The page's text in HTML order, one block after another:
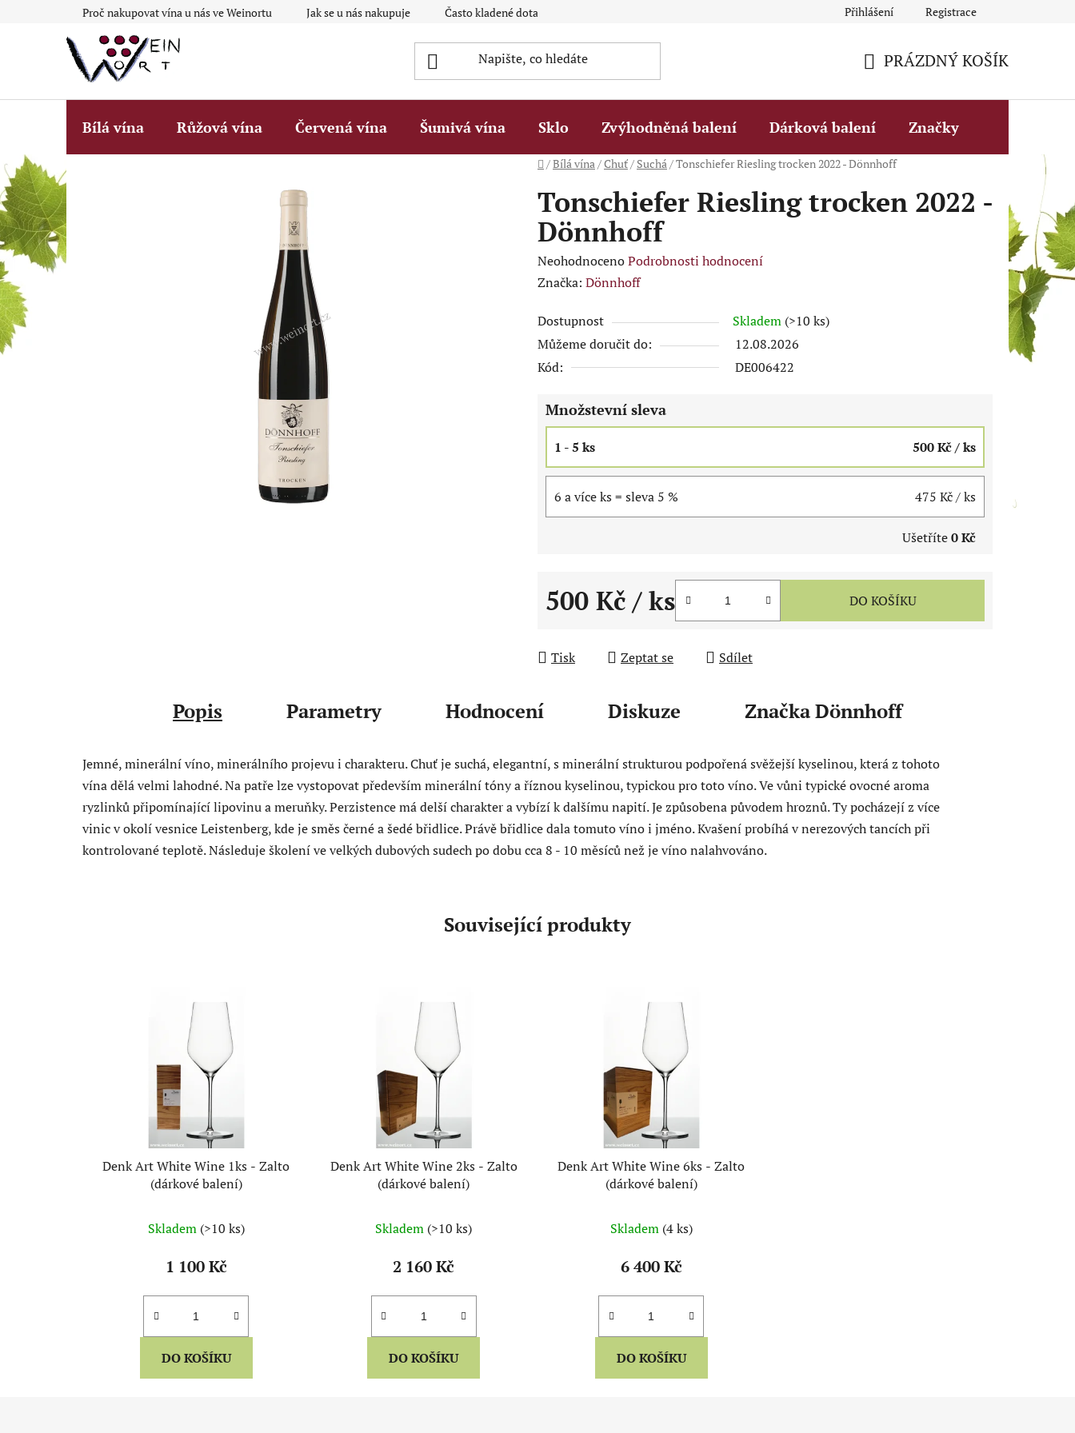
Proč nakupovat vína u nás ve Weinortu Jak se u nás nakupuje Často kladené dotazy Q&A Fakturační údaje
Přihlášení Registrace
KOŠÍK
PRÁZDNÝ KOŠÍK
Bílá vína Růžová vína Červená vína Šumivá vína Sklo Zvýhodněná balení Dárková balení Značky
Domů
/Bílá vína/Chuť/ Suchá/Tonschiefer Riesling trocken 2022 - Dönnhoff
Tonschiefer Riesling trocken 2022 -
Dönnhoff
Průměrné
hodnocení
je
0,0
z
hvězdiček.
NeohodnocenoPodrobnosti hodnocení
Značka: Dönnhoff
Dostupnost Skladem (>10 ks)
Můžeme doručit do:
12.08.2026
Kód:
DE006422
Množstevní sleva
1 - 5 ks 500 Kč/ ks
6 a více ks = sleva 5 % 475 Kč/ ks
Ušetříte0 Kč
500 Kč / ks DO KOŠÍKU
Tisk Zeptat se Sdílet
Popis Parametry Hodnocení Diskuze ZnačkaDönnhoff
Jemné, minerální víno, minerálního projevu i charakteru. Chuť je suchá, elegantní, s minerální strukturou podpořená svěžejší kyselinou, která z tohoto
vína dělá velmi lahodné. Na patře lze vystopovat především minerální tóny a říznou kyselinou, typickou pro toto víno. Ve vůni typické ovocné aroma
ryzlinků připomínající lipovinu a meruňky. Perzistence má delší charakter a vybízí k dalšímu napití. Je způsobena původem hroznů. Ty pocházejí z více
vinic v okolí vesnice Leistenberg, kde je směs černé a šedé břidlice. Právě břidlice dala tomuto víno i jméno. Kvašení probíhá v nerezových tancích při
kontrolované teplotě. Následuje školení ve velkých dubových sudech po dobu cca 8 - 10 měsíců než je víno nalahvováno.
Související produkty
Denk Art White Wine 1ks - Zalto
(dárkové balení)
Skladem (>10 ks)
1 100 Kč
DO KOŠÍKU
Denk Art White Wine 2ks - Zalto
(dárkové balení)
Skladem (>10 ks)
2 160 Kč
DO KOŠÍKU
Denk Art White Wine 6ks - Zalto
(dárkové balení)
Skladem (4 ks)
6 400 Kč
DO KOŠÍKU